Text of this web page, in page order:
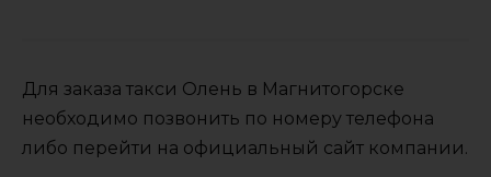
Для заказа такси Олень в Магнитогорске
необходимо позвонить по номеру телефона
либо перейти на официальный сайт компании.